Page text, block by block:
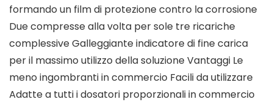
formando un film di protezione contro la corrosione
Due compresse alla volta per sole tre ricariche
complessive Galleggiante indicatore di fine carica
per il massimo utilizzo della soluzione Vantaggi Le
meno ingombranti in commercio Facili da utilizzare
Adatte a tutti i dosatori proporzionali in commercio